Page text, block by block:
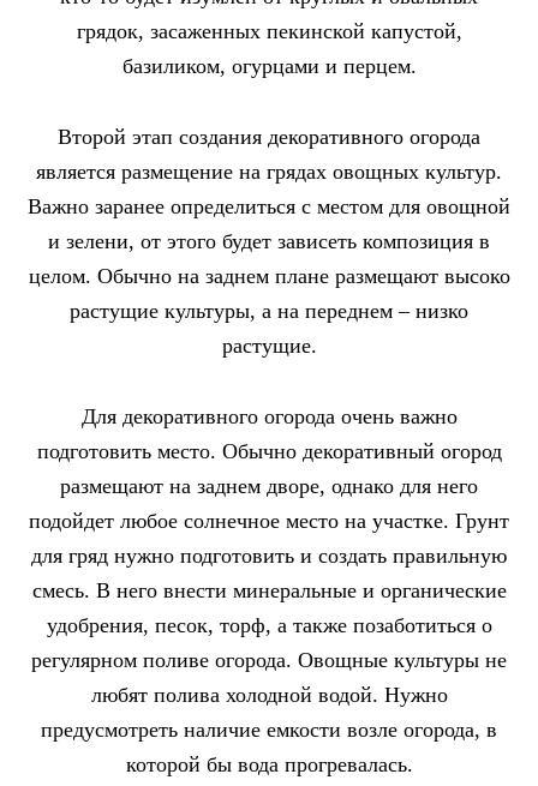
грядок, засаженных пекинской капустой,
базиликом, огурцами и перцем.
Второй этап создания декоративного огорода
является размещение на грядах овощных культур.
Важно заранее определиться с местом для овощной
и зелени, от этого будет зависеть композиция в
целом. Обычно на заднем плане размещают высоко
растущие культуры, а на переднем – низко
растущие.
Для декоративного огорода очень важно
подготовить место. Обычно декоративный огород
размещают на заднем дворе, однако для него
подойдет любое солнечное место на участке. Грунт
для гряд нужно подготовить и создать правильную
смесь. В него внести минеральные и органические
удобрения, песок, торф, а также позаботиться о
регулярном поливе огорода. Овощные культуры не
любят полива холодной водой. Нужно
предусмотреть наличие емкости возле огорода, в
которой бы вода прогревалась.